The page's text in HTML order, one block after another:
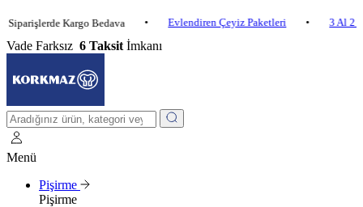
Kargo Bedava • Evlendiren Çeyiz Paketleri • 3 Al 2 Öde
Vade Farksız 6 Taksit İmkanı
Menü
Pişirme
Pişirme